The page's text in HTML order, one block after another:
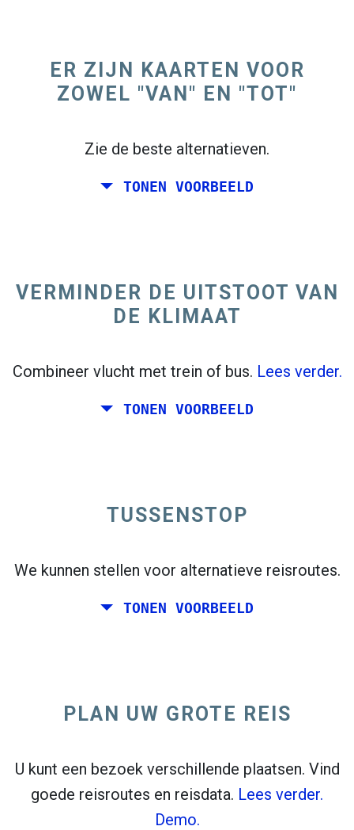
ER ZIJN KAARTEN VOOR
ZOWEL "VAN" EN "TOT"
Zie de beste alternatieven.
TONEN VOORBEELD
Eerder gevonden. Klik op flight_takeoffom de vertrekkaart
VERMINDER DE UITSTOOT VAN
DE KLIMAAT
Combineer vlucht met trein of bus. Lees verder.
TONEN VOORBEELD
Kies de exacte data voorRetourofEnkele reis
Probeer ditopen_in_new
TUSSENSTOP
We kunnen stellen voor alternatieve reisroutes.
TONEN VOORBEELD
PLAN UW GROTE REIS
U kunt een bezoek verschillende plaatsen. Vind
goede reisroutes en reisdata. Lees verder.
Demo.